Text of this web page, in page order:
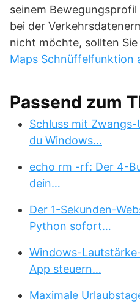
seinem
bei der
nicht möchte, sollten Sie
Maps Schnüffelfunktion
Passend zum
Schluss mit
du Windows…
echo rm -rf: Der 4-
dein…
Der 1-Sekunden-
Python sofort…
Windows-
App steuern…
Maximale